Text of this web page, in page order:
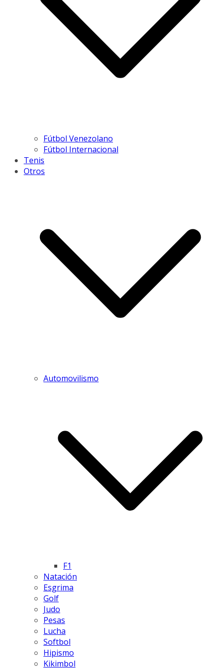
Fútbol Venezolano
Fútbol Internacional
Tenis
Otros
Automovilismo
F1
Natación
Esgrima
Golf
Judo
Pesas
Lucha
Softbol
Hipismo
Kikimbol